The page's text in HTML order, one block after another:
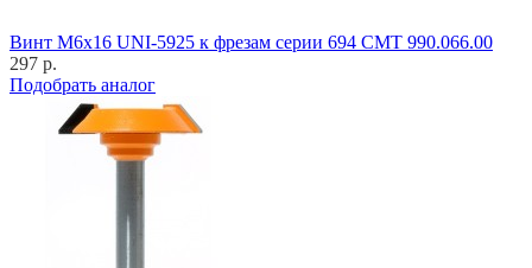
Винт M6x16 UNI-5925 к фрезам серии 694 CMT 990.066.00
297 р.
Подобрать аналог